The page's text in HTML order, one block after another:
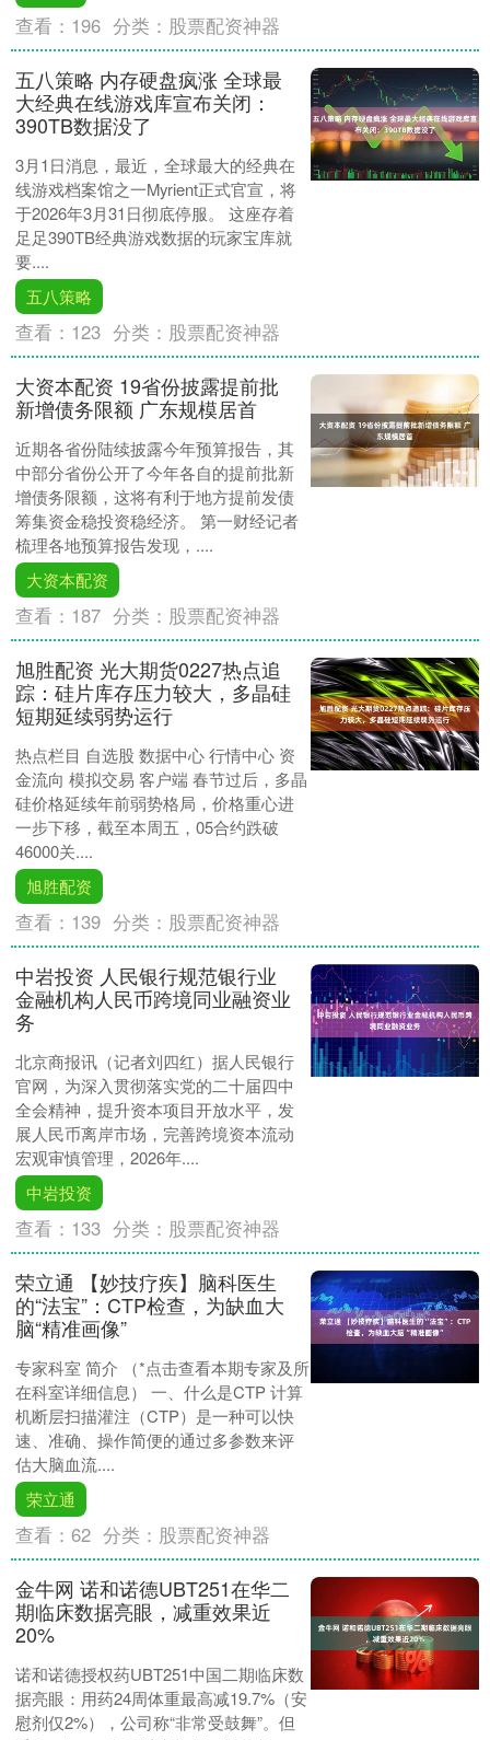
查看： 196 分类： 股票配资神器
五八策略 内存硬盘疯涨 全球最
大经典在线游戏库宣布关闭：
390TB数据没了
3月1日消息，最近，全球最大的经典在
线游戏档案馆之一Myrient正式官宣，将
于2026年3月31日彻底停服。 这座存着
足足390TB经典游戏数据的玩家宝库就
要....
五八策略
查看： 123 分类： 股票配资神器
大资本配资 19省份披露提前批
新增债务限额 广东规模居首
近期各省份陆续披露今年预算报告，其
中部分省份公开了今年各自的提前批新
增债务限额，这将有利于地方提前发债
筹集资金稳投资稳经济。 第一财经记者
梳理各地预算报告发现，....
大资本配资
查看： 187 分类： 股票配资神器
旭胜配资 光大期货0227热点追
踪：硅片库存压力较大，多晶硅
短期延续弱势运行
热点栏目 自选股 数据中心 行情中心 资
金流向 模拟交易 客户端 春节过后，多晶
硅价格延续年前弱势格局，价格重心进
一步下移，截至本周五，05合约跌破
46000关....
旭胜配资
查看： 139 分类： 股票配资神器
中岩投资 人民银行规范银行业
金融机构人民币跨境同业融资业
务
北京商报讯（记者刘四红）据人民银行
官网，为深入贯彻落实党的二十届四中
全会精神，提升资本项目开放水平，发
展人民币离岸市场，完善跨境资本流动
宏观审慎管理，2026年....
中岩投资
查看： 133 分类： 股票配资神器
荣立通 【妙技疗疾】脑科医生
的“法宝”：CTP检查，为缺血大
脑“精准画像”
专家科室 简介 （*点击查看本期专家及所
在科室详细信息） 一、什么是CTP 计算
机断层扫描灌注（CTP）是一种可以快
速、准确、操作简便的通过多参数来评
估大脑血流....
荣立通
查看：62 分类： 股票配资神器
金牛网 诺和诺德UBT251在华二
期临床数据亮眼，减重效果近
20%
诺和诺德授权药UBT251中国二期临床数
据亮眼：用药24周体重最高减19.7%（安
慰剂仅2%），公司称“非常受鼓舞”。但